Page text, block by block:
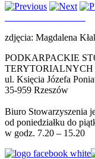
zdjęcia: Magdalena
PODKARPACKIE
TERYTORIALNYCH
ul. Księcia Józefa
35-959
Biuro Stowarzyszenia
od poniedziałku do
w godz. 7.20 – 15.20